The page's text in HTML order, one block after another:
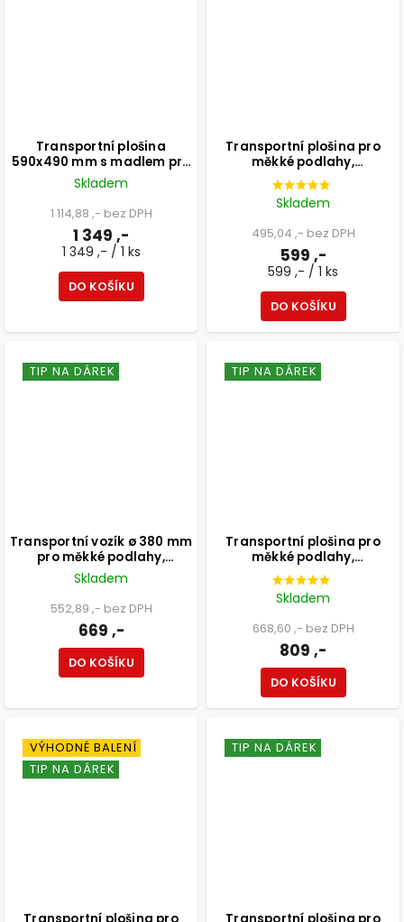
Transportní plošina
590x490 mm s madlem pro
měkké podlahy, 18 mm
překližková deska, průměr
koleček 75 mm bez brzd,
nosnost 350 kg, FSC®
Skladem
1 114,88 ,- bez DPH
1 349 ,-
1 349 ,- / 1 ks
DO KOŠÍKU
Transportní plošina pro
měkké podlahy,
580x290mm, černá
protiskluzová podložka,
nosnost 200 kg, FSC
Skladem
495,04 ,- bez DPH
599 ,-
599 ,- / 1 ks
DO KOŠÍKU
TIP NA DÁREK
Transportní vozík ø 380 mm
pro měkké podlahy,
překližková deska 18 mm,
průměr koleček 75 mm, 2
kolečka s brzdou, 2 kolečka
bez brzdy, nosnost 250 kg,
FSC®
Skladem
552,89 ,- bez DPH
669 ,-
DO KOŠÍKU
TIP NA DÁREK
Transportní plošina pro
měkké podlahy,
590x490mm, nosnost 300
kg, FSC
Skladem
668,60 ,- bez DPH
809 ,-
DO KOŠÍKU
VÝHODNÉ BALENÍ
TIP NA DÁREK
TIP NA DÁREK